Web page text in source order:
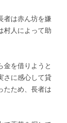
者は赤ん坊を嫌
村人によって助
金を借りようと
さに感心して貸
たため、長者は